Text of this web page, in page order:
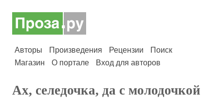
Авторы Произведения Рецензии
Поиск
Магазин
О портале Вход для авторов
Ах, селедочка, да с молодочкой